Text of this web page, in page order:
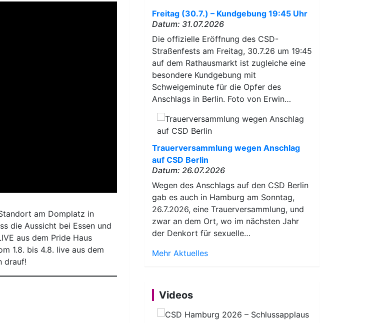
am Domplatz in
die Aussicht bei Essen und
aus dem Pride Haus
1.8. bis 4.8. live aus dem
drauf!
Freitag (30.7.) – Kundgebung 19:45 Uhr
Datum: 31.07.2026
Die offizielle Eröffnung des CSD-
Straßenfests am Freitag, 30.7.26 um 19:45
auf dem Rathausmarkt ist zugleiche eine
besondere Kundgebung mit
Schweigeminute für die Opfer des
Anschlags in Berlin. Foto von Erwin…
Trauerversammlung wegen Anschlag
auf CSD Berlin
Datum: 26.07.2026
Wegen des Anschlags auf den CSD Berlin
gab es auch in Hamburg am Sonntag,
26.7.2026, eine Trauerversammlung, und
zwar an dem Ort, wo im nächsten Jahr
der Denkort für sexuelle…
Mehr Aktuelles
Videos